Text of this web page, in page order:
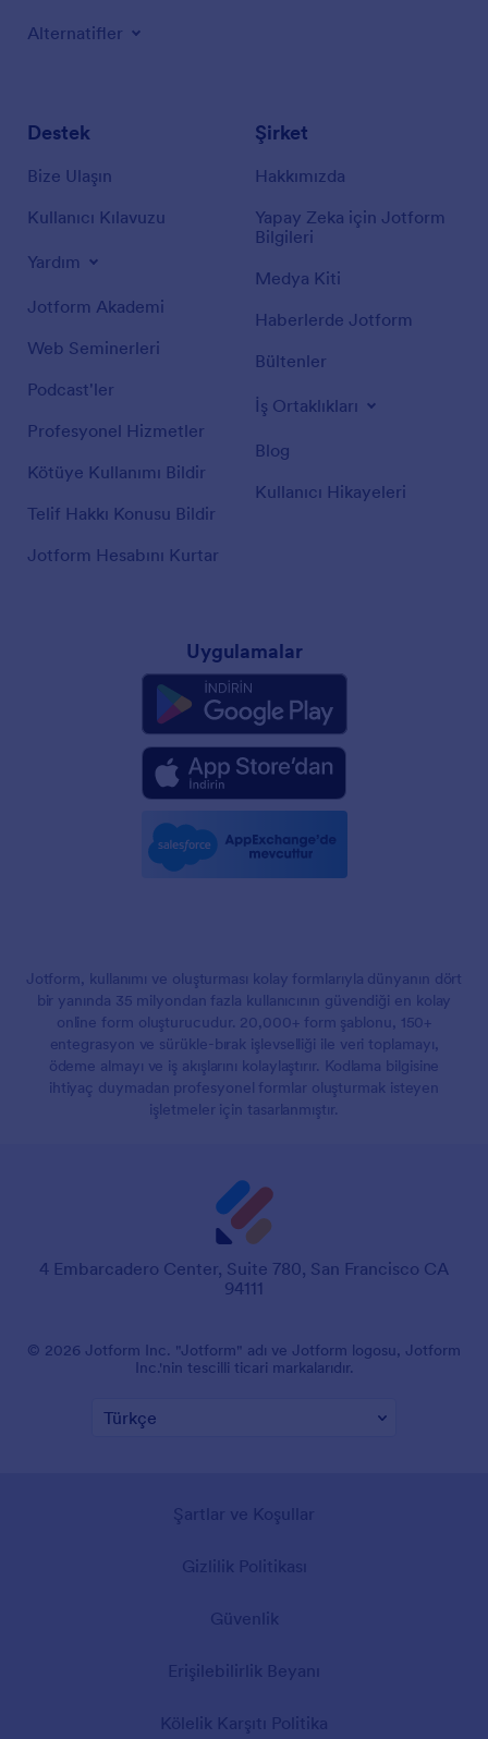
Alternatifler
Destek
Bize Ulaşın
Kullanıcı Kılavuzu
Yardım
Jotform Akademi
Web Seminerleri
Podcast'ler
Profesyonel Hizmetler
Kötüye Kullanımı Bildir
Telif Hakkı Konusu Bildir
Jotform Hesabını Kurtar
Şirket
Hakkımızda
Yapay Zeka için Jotform
Bilgileri
Medya Kiti
Haberlerde Jotform
Bültenler
İş Ortaklıkları
Blog
Kullanıcı Hikayeleri
Uygulamalar
Jotform, kullanımı ve oluşturması kolay formlarıyla dünyanın dört
bir yanında 35 milyondan fazla kullanıcının güvendiği en kolay
online form oluşturucudur. 20,000+ form şablonu, 150+
entegrasyon ve sürükle-bırak işlevselliği ile veri toplamayı,
ödeme almayı ve iş akışlarını kolaylaştırır. Kodlama bilgisine
ihtiyaç duymadan profesyonel formlar oluşturmak isteyen
işletmeler için tasarlanmıştır.
4 Embarcadero Center, Suite 780, San Francisco CA
94111
© 2026 Jotform Inc. "Jotform" adı ve Jotform logosu, Jotform
Inc.'nin tescilli ticari markalarıdır.
Şartlar ve Koşullar
Gizlilik Politikası
Güvenlik
Erişilebilirlik Beyanı
Kölelik Karşıtı Politika